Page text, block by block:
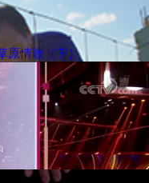
原情歌（下）